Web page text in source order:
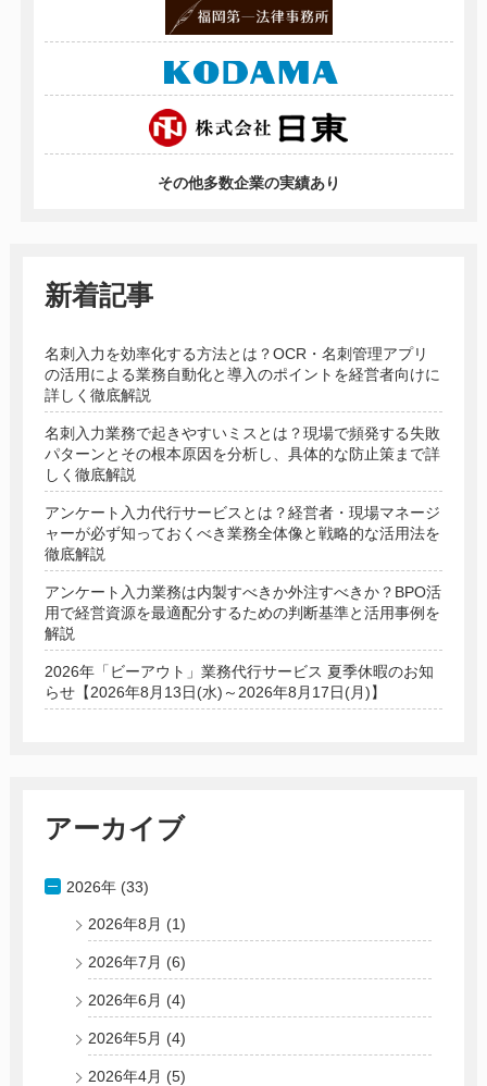
その他多数企業の実績あり
新着記事
名刺入力を効率化する方法とは？OCR・名刺管理アプリ
の活用による業務自動化と導入のポイントを経営者向けに
詳しく徹底解説
名刺入力業務で起きやすいミスとは？現場で頻発する失敗
パターンとその根本原因を分析し、具体的な防止策まで詳
しく徹底解説
アンケート入力代行サービスとは？経営者・現場マネージ
ャーが必ず知っておくべき業務全体像と戦略的な活用法を
徹底解説
アンケート入力業務は内製すべきか外注すべきか？BPO活
用で経営資源を最適配分するための判断基準と活用事例を
解説
2026年「ビーアウト」業務代行サービス 夏季休暇のお知
らせ【2026年8月13日(水)～2026年8月17日(月)】
アーカイブ
2026年 (33)
2026年8月 (1)
2026年7月 (6)
2026年6月 (4)
2026年5月 (4)
2026年4月 (5)